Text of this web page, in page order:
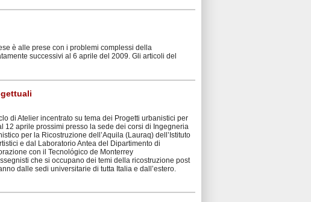
è alle prese con i problemi complessi della
successivi al 6 aprile del 2009. Gli articoli del
di Atelier incentrato su tema dei Progetti urbanistici per
12 aprile prossimi presso la sede dei corsi di Ingegneria
per la Ricostruzione dell’Aquila (Lauraq) dell’Istituto
e dal Laboratorio Antea del Dipartimento di
con il Tecnológico de Monterrey
che si occupano dei temi della ricostruzione post
dalle sedi universitarie di tutta Italia e dall’estero.